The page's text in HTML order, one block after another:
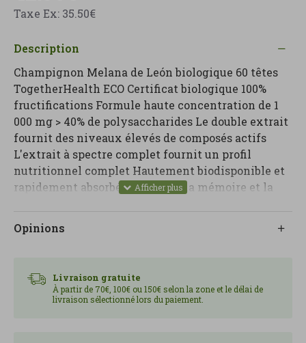
Taxe Ex: 35.50€
Livraison gratuite
À partir de 70€, 100€ ou 150€ selon la zone et le délai de
livraison sélectionné lors du paiement.
Description
Champignon Melana de León biologique 60 têtes
TogetherHealth ECO Certificat biologique 100%
fructifications Formule haute concentration de 1
000 mg > 40% de polysaccharides Le double extrait
fournit des niveaux élevés de composés actifs
L'extrait à spectre complet fournit un profil
nutritionnel complet Hautement biodisponible et
rapidement absorbé Augmente la mémoire et la
supplément Lion's Mane. Célébré pour ses
notre supplément en fournissant des niveaux
élevés d'hericénones, les composés responsables
Opinions